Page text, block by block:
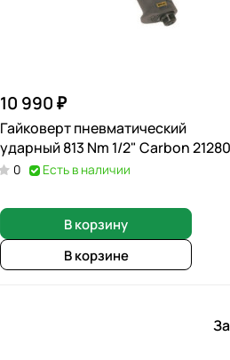
10 990 ₽
Гайковерт пневматический
ударный 813 Nm 1/2" Carbon 21280
0 Есть в наличии
В корзину
В корзине